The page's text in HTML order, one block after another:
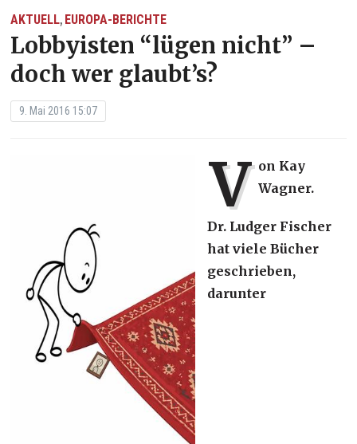
AKTUELL, EUROPA-BERICHTE
Lobbyisten “lügen nicht” –
doch wer glaubt’s?
9. Mai 2016 15:07
V on Kay
Wagner.
Dr. Ludger Fischer
hat viele Bücher
geschrieben,
darunter